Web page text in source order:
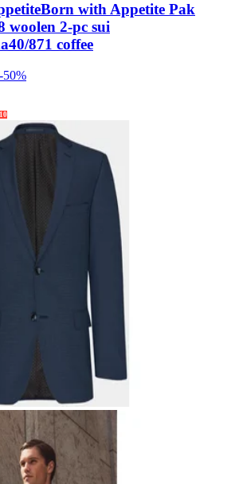
Born with Appetite Pak
woolen 2-pc sui
871 coffee
-50%